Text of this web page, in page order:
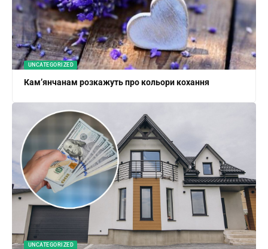
UNCATEGORIZED
Кам’янчанам розкажуть про кольори кохання
UNCATEGORIZED